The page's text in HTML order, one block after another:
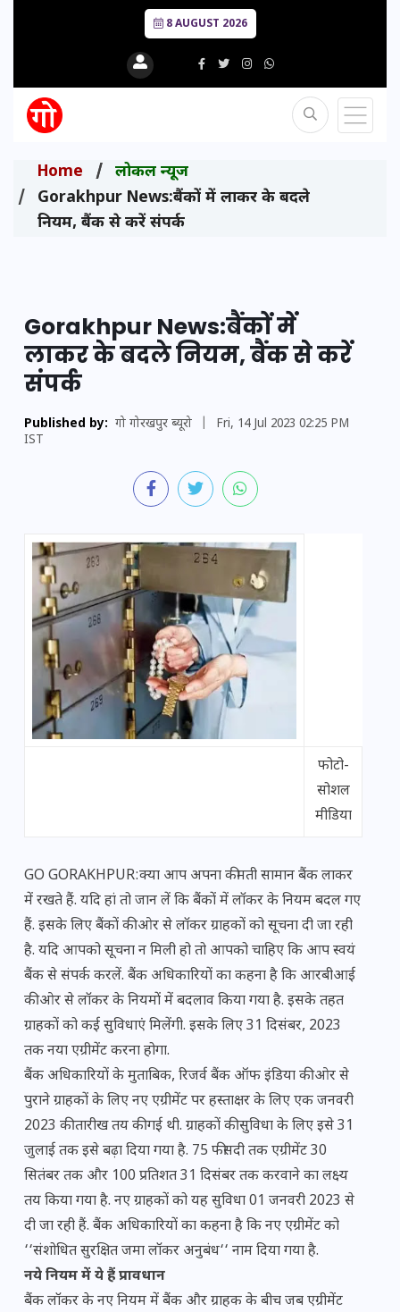
8 AUGUST 2026
Home
लोकल न्यूज
Gorakhpur News:बैंकों में लाकर के बदले
नियम, बैंक से करें संपर्क
Gorakhpur News:बैंकों में
लाकर के बदले नियम, बैंक से करें
संपर्क
Published by: गो गोरखपुर ब्यूरो
Fri, 14 Jul 2023 02:25 PM
IST
फोटो-
सोशल
मीडिया
GO GORAKHPUR:क्या आप अपना कीमती सामान बैंक लाकर
में रखते हैं. यदि हां तो जान लें कि बैंकों में लॉकर के नियम बदल गए
हैं. इसके लिए बैंकों की ओर से लॉकर ग्राहकों को सूचना दी जा रही
है. यदि आपको सूचना न मिली हो तो आपको चाहिए कि आप स्वयं
बैंक से संपर्क करलें. बैंक अधिकारियों का कहना है कि आरबीआई
की ओर से लॉकर के नियमों में बदलाव किया गया है. इसके तहत
ग्राहकों को कई सुविधाएं मिलेंगी. इसके लिए 31 दिसंबर, 2023
तक नया एग्रीमेंट करना होगा.
बैंक अधिकारियों के मुताबिक, रिजर्व बैंक ऑफ इंडिया की ओर से
पुराने ग्राहकों के लिए नए एग्रीमेंट पर हस्ताक्षर के लिए एक जनवरी
2023 की तारीख तय की गई थी. ग्राहकों की सुविधा के लिए इसे 31
जुलाई तक इसे बढ़ा दिया गया है. 75 फीसदी तक एग्रीमेंट 30
सितंबर तक और 100 प्रतिशत 31 दिसंबर तक करवाने का लक्ष्य
तय किया गया है. नए ग्राहकों को यह सुविधा 01 जनवरी 2023 से
दी जा रही हैं. बैंक अधिकारियों का कहना है कि नए एग्रीमेंट को
‘‘संशोधित सुरक्षित जमा लॉकर अनुबंध‘‘ नाम दिया गया है.
नये नियम में ये हैं प्रावधान
बैंक लॉकर के नए नियम में बैंक और ग्राहक के बीच जब एग्रीमेंट